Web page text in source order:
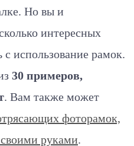
Но вы и
интересных
использование рамок.
30 примеров,
. Вам также может
фоторамок,
руками.